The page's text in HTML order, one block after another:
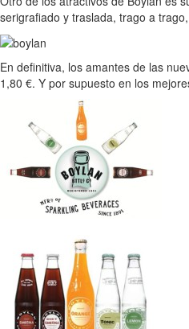
serigrafiado y traslada, trago a
En definitiva, los amantes de las
1,80 €. Y por supuesto en los